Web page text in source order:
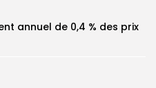
annuel de 0,4 % des prix